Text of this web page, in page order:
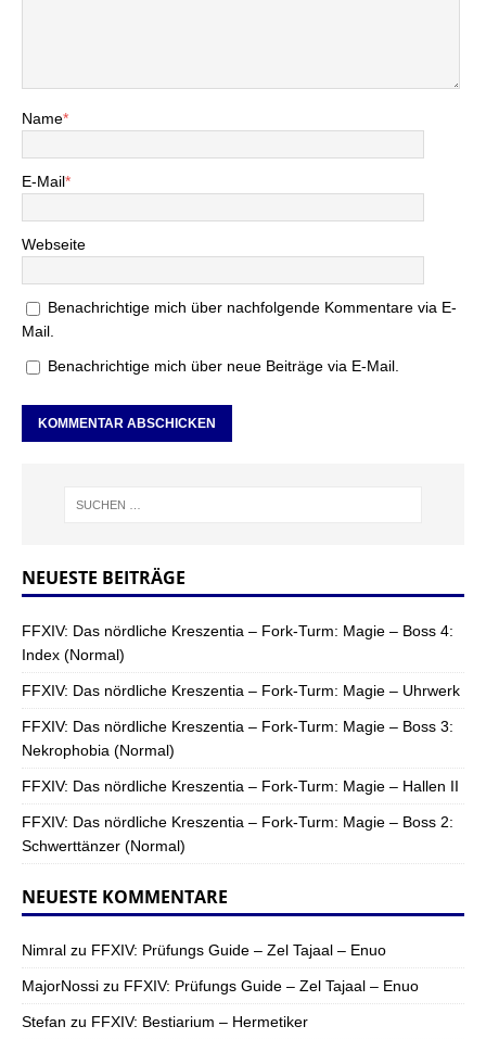
Name*
E-Mail*
Webseite
Benachrichtige mich über nachfolgende Kommentare via E-
Mail.
Benachrichtige mich über neue Beiträge via E-Mail.
NEUESTE BEITRÄGE
FFXIV: Das nördliche Kreszentia – Fork-Turm: Magie – Boss 4:
Index (Normal)
FFXIV: Das nördliche Kreszentia – Fork-Turm: Magie – Uhrwerk
FFXIV: Das nördliche Kreszentia – Fork-Turm: Magie – Boss 3:
Nekrophobia (Normal)
FFXIV: Das nördliche Kreszentia – Fork-Turm: Magie – Hallen II
FFXIV: Das nördliche Kreszentia – Fork-Turm: Magie – Boss 2:
Schwerttänzer (Normal)
NEUESTE KOMMENTARE
Nimral zu FFXIV: Prüfungs Guide – Zel Tajaal – Enuo
MajorNossi zu FFXIV: Prüfungs Guide – Zel Tajaal – Enuo
Stefan zu FFXIV: Bestiarium – Hermetiker